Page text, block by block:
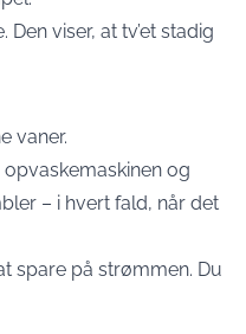
viser, at tv’et stadig
vaner.
og
– i hvert fald, når det
spare på strømmen. Du